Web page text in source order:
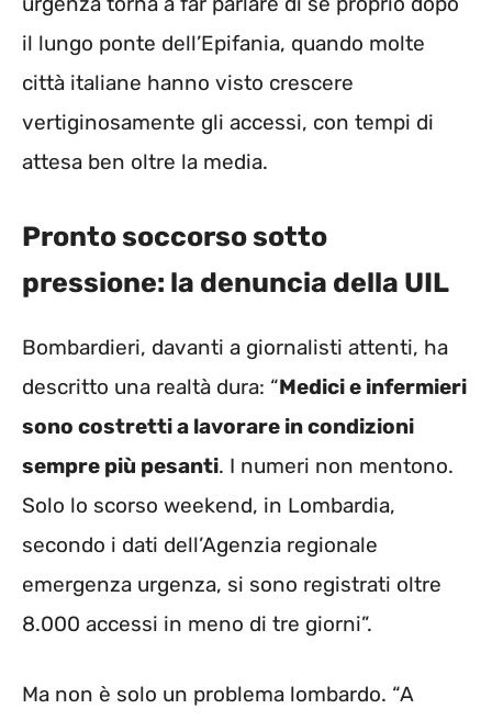
il lungo ponte dell’Epifania, quando molte
città italiane hanno visto crescere
vertiginosamente gli accessi, con tempi di
attesa ben oltre la media.
Pronto soccorso sotto
pressione: la denuncia della UIL
Bombardieri, davanti a giornalisti attenti, ha
descritto una realtà dura: “Medici e infermieri
sono costretti a lavorare in condizioni
sempre più pesanti. I numeri non mentono.
Solo lo scorso weekend, in Lombardia,
secondo i dati dell’Agenzia regionale
emergenza urgenza, si sono registrati oltre
8.000 accessi in meno di tre giorni”.
Ma non è solo un problema lombardo. “A